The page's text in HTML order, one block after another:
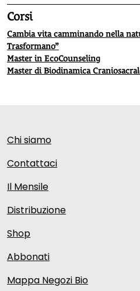
Corsi
Cambia vita camminando nella
Trasformano”
Master in EcoCounseling
Master di Biodinamica
Chi siamo
Contattaci
Il Mensile
Distribuzione
Shop
Abbonati
Mappa Negozi Bio